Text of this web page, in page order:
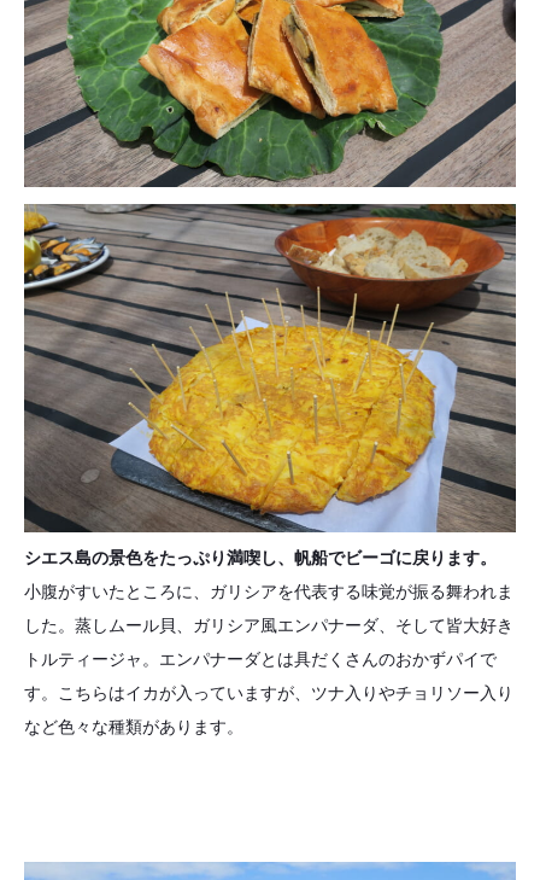
シエス島の景色をたっぷり満喫し、帆船でビーゴに戻ります。
小腹がすいたところに、ガリシアを代表する味覚が振る舞われま
した。蒸しムール貝、ガリシア風エンパナーダ、そして皆大好き
トルティージャ。エンパナーダとは具だくさんのおかずパイで
す。こちらはイカが入っていますが、ツナ入りやチョリソー入り
など色々な種類があります。